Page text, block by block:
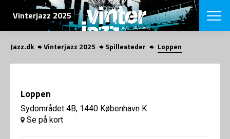
SØG
Vinterjazz 2025
English
App
Jazz.dk Vinterjazz 2025 Spillesteder Loppen
Loppen
Sydområdet 4B, 1440 København K
Se på kort